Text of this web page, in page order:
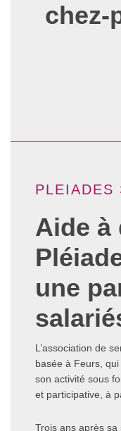
chez-
PLEIADES
Aide à
une
L’association de
basée à Feurs,
son activité sous
et participative, à
Trois ans après sa